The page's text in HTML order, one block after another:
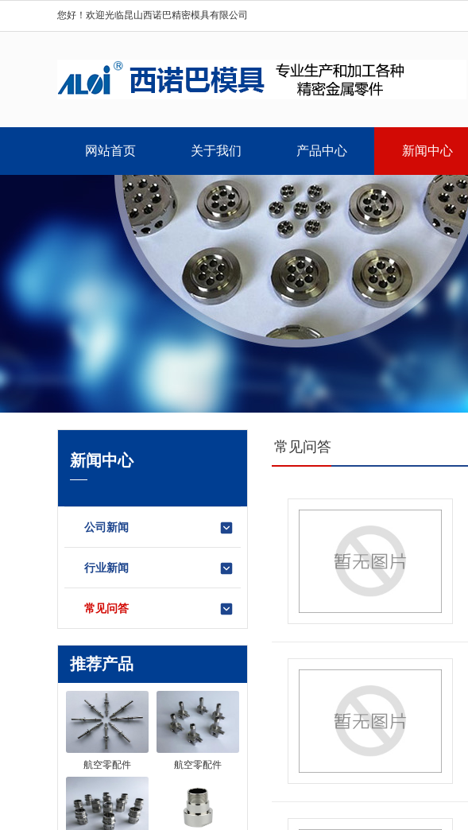
您好！欢迎光临昆山西诺巴精密模具有限公司
网站首页 关于我们 产品中心 新闻中心
新闻中心
公司新闻
行业新闻
常见问答
推荐产品
航空零配件 航空零配件
常见问答